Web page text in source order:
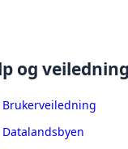
og
Brukerveiledning
Datalandsbyen